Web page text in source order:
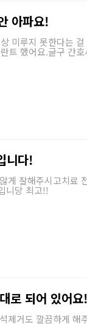
아파요!
미루지 못한다는
트 했어요.글구 간
니다!
게 잘해주시고치료
니당 최고!!
로 되어 있어요!
제거도 깔끔하게